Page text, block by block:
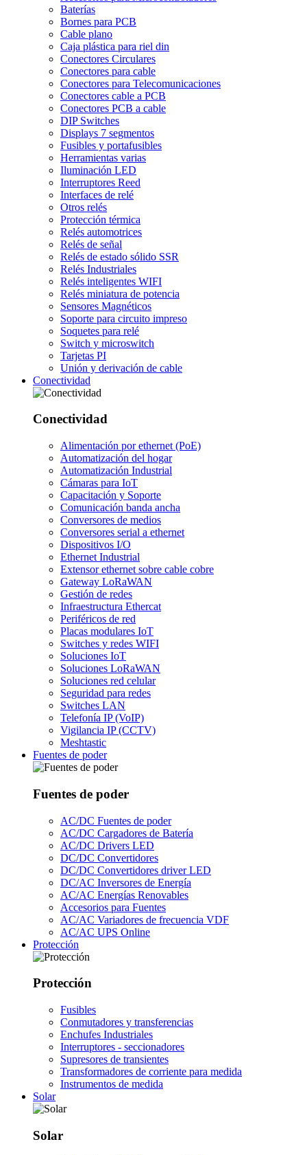
Baterías
Bornes para PCB
Cable plano
Caja plástica para riel din
Conectores Circulares
Conectores para cable
Conectores para Telecomunicaciones
Conectores cable a PCB
Conectores PCB a cable
DIP Switches
Displays 7 segmentos
Fusibles y portafusibles
Herramientas varias
Iluminación LED
Interruptores Reed
Interfaces de relé
Otros relés
Protección térmica
Relés automotrices
Relés de señal
Relés de estado sólido SSR
Relés Industriales
Relés inteligentes WIFI
Relés miniatura de potencia
Sensores Magnéticos
Soporte para circuito impreso
Soquetes para relé
Switch y microswitch
Tarjetas PI
Unión y derivación de cable
Conectividad
Conectividad
Alimentación por ethernet (PoE)
Automatización del hogar
Automatización Industrial
Cámaras para IoT
Capacitación y Soporte
Comunicación banda ancha
Conversores de medios
Conversores serial a ethernet
Dispositivos I/O
Ethernet Industrial
Extensor ethernet sobre cable cobre
Gateway LoRaWAN
Gestión de redes
Infraestructura Ethercat
Periféricos de red
Placas modulares IoT
Switches y redes WIFI
Soluciones IoT
Soluciones LoRaWAN
Soluciones red celular
Seguridad para redes
Switches LAN
Telefonía IP (VoIP)
Vigilancia IP (CCTV)
Meshtastic
Fuentes de poder
Fuentes de poder
AC/DC Fuentes de poder
AC/DC Cargadores de Batería
AC/DC Drivers LED
DC/DC Convertidores
DC/DC Convertidores driver LED
DC/AC Inversores de Energía
AC/AC Energías Renovables
Accesorios para Fuentes
AC/AC Variadores de frecuencia VDF
AC/AC UPS Online
Protección
Protección
Fusibles
Conmutadores y transferencias
Enchufes Industriales
Interruptores - seccionadores
Supresores de transientes
Transformadores de corriente para medida
Instrumentos de medida
Solar
Solar